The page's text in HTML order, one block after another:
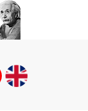
English